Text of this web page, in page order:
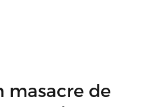
masacre de